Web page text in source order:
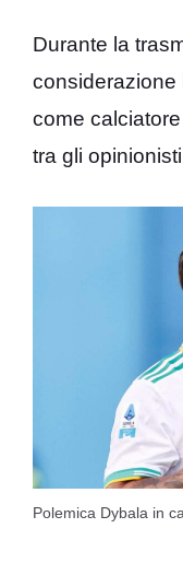
Durante la
considerazione
come
tra gli
Polemica Dybala in